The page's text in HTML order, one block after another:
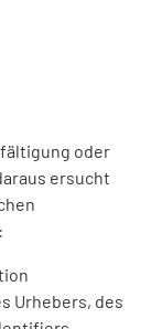
oder
ersucht
Urhebers, des